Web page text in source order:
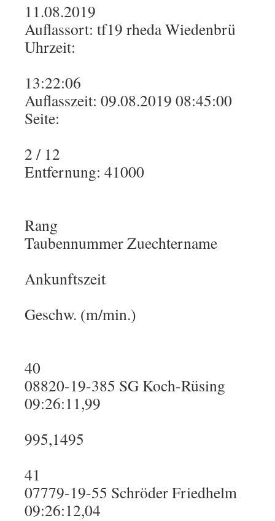
11.08.2019
Auflassort: tf19 rheda Wiedenbrü
Uhrzeit:
13:22:06
Auflasszeit: 09.08.2019 08:45:00
Seite:
2 / 12
Entfernung: 41000
Rang
Taubennummer Zuechtername
Ankunftszeit
Geschw. (m/min.)
40
08820-19-385 SG Koch-Rüsing
09:26:11,99
995,1495
41
07779-19-55 Schröder Friedhelm
09:26:12,04